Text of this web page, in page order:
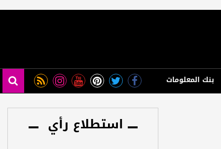
بنك المعلومات
استطلاع رأي